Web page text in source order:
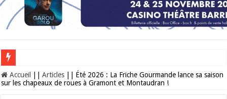
Les Nocturnes de la Cité de l’espace 2026 : l’événement incontournable de
Accueil Articles
Été 2026 : La Friche Gourmande lance sa saison
sur les chapeaux de roues à Gramont et Montaudran !